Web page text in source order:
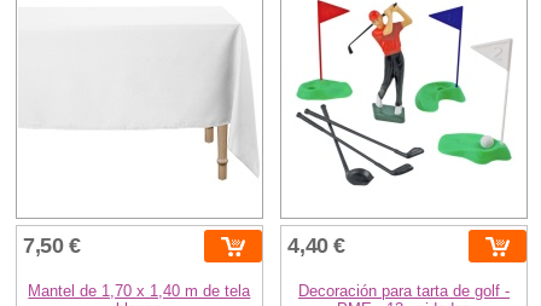
7,50 €
Mantel de 1,70 x 1,40 m de tela
4,40 €
Decoración para tarta de golf -